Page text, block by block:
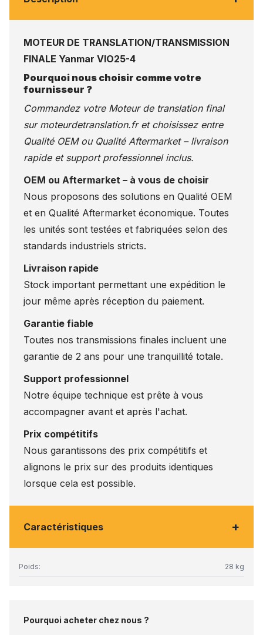
MOTEUR DE TRANSLATION/TRANSMISSION
FINALE Yanmar VIO25-4
Pourquoi nous choisir comme votre
fournisseur ?
Commandez votre Moteur de translation final
sur moteurdetranslation.fret choisissez entre
Qualité OEM ou Qualité Aftermarket – livraison
rapide et support professionnel inclus.
OEM ou Aftermarket – à vous de choisir
Nous proposons des solutions en Qualité OEM
et en Qualité Aftermarket économique. Toutes
les unités sont testées et fabriquées selon des
standards industriels stricts.
Livraison rapide
Stock important permettant une expédition le
jour même après réception du paiement.
Garantie fiable
Toutes nos transmissions finales incluent une
garantie de 2 ans pour une tranquillité totale.
Support professionnel
Notre équipe technique est prête à vous
accompagner avant et après l'achat.
Prix compétitifs
Nous garantissons des prix compétitifs et
alignons le prix sur des produits identiques
lorsque cela est possible.
Caractéristiques +
Poids: 28 kg
Pourquoi acheter chez nous ?